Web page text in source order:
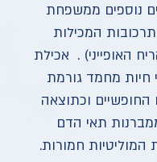
נוספים ממשפחת
המכילות
האופייני) . אכילת
חיות מחמד גורמת
החופשיים וכתוצאה
תאי הדם
המוליטיות חמורות.